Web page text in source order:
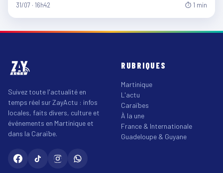
31/07 · 16h42 ⏱ 1 min
Suivez toute l'actualité en
temps réel sur ZayActu : infos
locales, faits divers, culture et
événements en Martinique et
dans la Caraïbe.
RUBRIQUES
Martinique
L'actu
Caraïbes
À la une
France & Internationale
Guadeloupe & Guyane